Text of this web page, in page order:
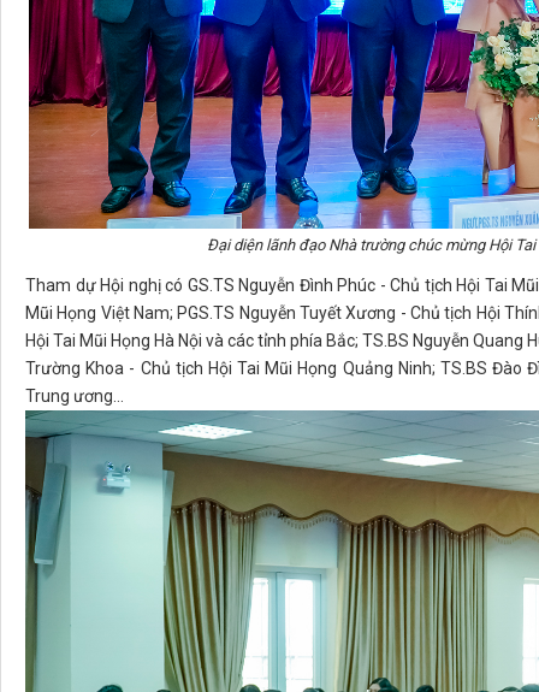
Đại diện lãnh đạo Nhà trường chúc mừng Hội
Tham dự Hội nghị có GS.TS Nguyễn Đình Phúc - Chủ tịch Hội Tai
Mũi Họng Việt Nam; PGS.TS Nguyễn Tuyết Xương - Chủ tịch Hội
Hội Tai Mũi Họng Hà Nội và các tỉnh phía Bắc; TS.BS Nguyễn Quang
Trường Khoa - Chủ tịch Hội Tai Mũi Họng Quảng Ninh; TS.BS Đào
Trung ương…